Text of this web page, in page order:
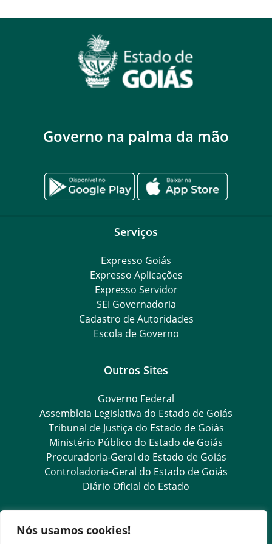
Nós usamos cookies!
Governo na palma da mão
Serviços
Expresso Goiás
Expresso Aplicações
Expresso Servidor
SEI Governadoria
Cadastro de Autoridades
Escola de Governo
Outros Sites
Governo Federal
Assembleia Legislativa do Estado de Goiás
Tribunal de Justiça do Estado de Goiás
Ministério Público do Estado de Goiás
Procuradoria-Geral do Estado de Goiás
Controladoria-Geral do Estado de Goiás
Diário Oficial do Estado
Transparência e Ouvidoria